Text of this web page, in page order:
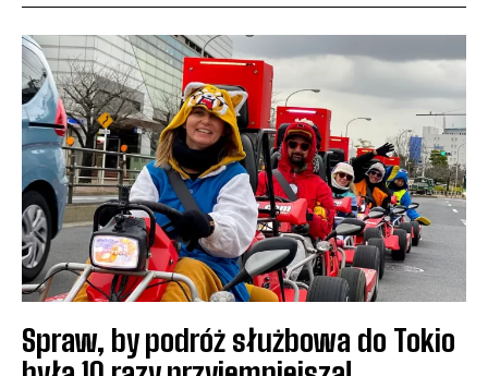
Spraw, by podróż służbowa do Tokio